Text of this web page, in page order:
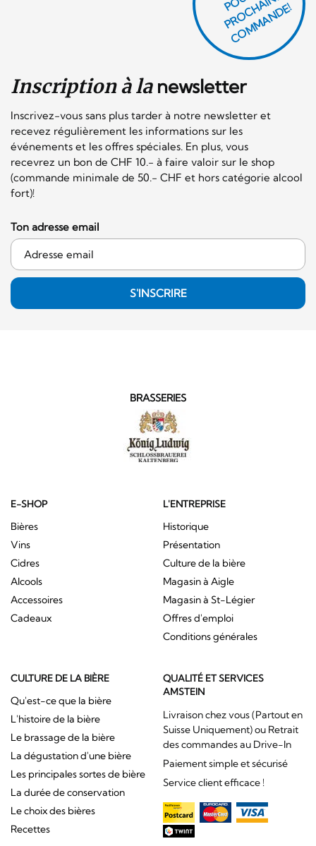
Inscription à lanewsletter
Inscrivez-vous sans plus tarder à notre newsletter et
recevez régulièrement les informations sur les
événements et les offres spéciales. En plus, vous
recevrez un bon de CHF 10.- à faire valoir sur le shop
(commande minimale de 50.- CHF et hors catégorie alcool
fort)!
H
E
E!
Ton adresse email
S'INSCRIRE
BRASSERIES
E-SHOP
Bières
Vins
Cidres
Alcools
Accessoires
Cadeaux
L'ENTREPRISE
Historique
Présentation
Culture de la bière
Magasin à Aigle
Magasin à St-Légier
Offres d'emploi
Conditions générales
CULTURE DE LA BIÈRE
Qu'est-ce que la bière
L'histoire de la bière
Le brassage de la bière
La dégustation d'une bière
Les principales sortes de bière
La durée de conservation
Le choix des bières
Recettes
QUALITÉ ET SERVICES
AMSTEIN
Livraison chez vous (Partout en
Suisse Uniquement) ou Retrait
des commandes au Drive-In
Paiement simple et sécurisé
Service client efficace !